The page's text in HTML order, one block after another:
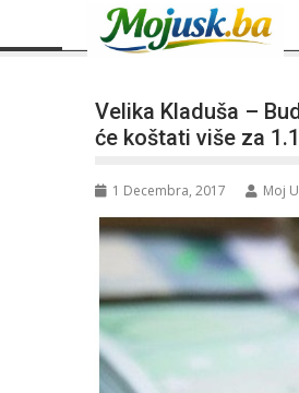
Velika Kladuša –
će koštati više za
1 Decembra, 2017 Moj